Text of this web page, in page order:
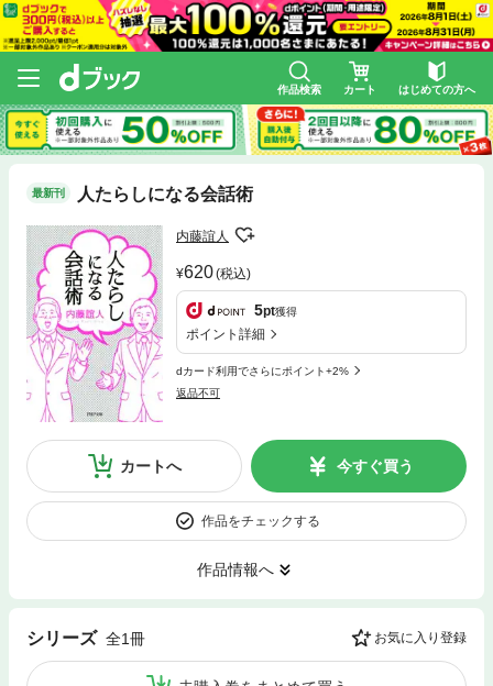
作品検索 カート はじめての方へ
最新刊 人たらしになる会話術
内藤誼人
620(税込)
5pt獲得
ポイント詳細
dカード利用でさらにポイント+2%
返品不可
カートへ 今すぐ買う
作品をチェックする
作品情報へ
シリーズ 全1冊 お気に入り登録